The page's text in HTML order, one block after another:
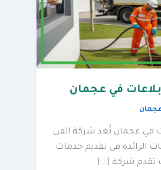
في عجمان
في عجمان تُعد شركة الفن
الرائدة في تقديم خدمات
تقدم شركة […]